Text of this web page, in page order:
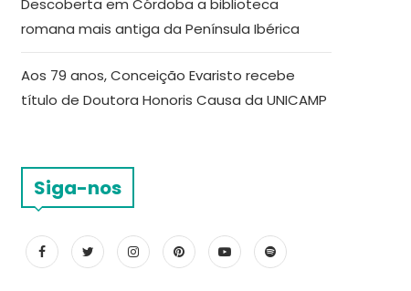
romana mais antiga da Península Ibérica
Aos 79 anos, Conceição Evaristo recebe
título de Doutora Honoris Causa da UNICAMP
Siga-nos